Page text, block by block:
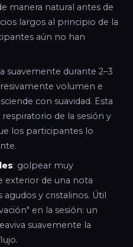
manera natural antes de
largos al principio de la
aún no han
suavemente durante 2–3
volumen e
con suavidad. Esta
de la sesión y
los participantes lo
: golpear muy
exterior de una nota
y cristalinos. Útil
en la sesión: un
suavemente la